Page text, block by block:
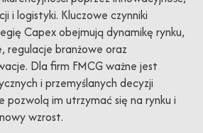
i logistyki. Kluczowe czynniki
Capex obejmują dynamikę rynku,
regulacje branżowe oraz
Dla firm FMCG ważne jest
i przemyślanych decyzji
pozwolą im utrzymać się na rynku i
wzrost.